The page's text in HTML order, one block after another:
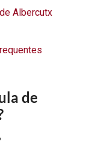
Albercutx
de